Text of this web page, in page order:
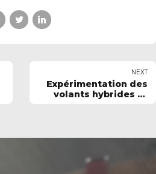
NEXT
Expérimentation des
volants hybrides et